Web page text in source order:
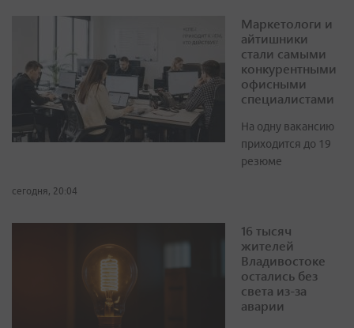
Маркетологи и
айтишники
стали самыми
конкурентными
офисными
специалистами
На одну вакансию
приходится до 19
резюме
сегодня, 20:04
16 тысяч
жителей
Владивостоке
остались без
света из-за
аварии